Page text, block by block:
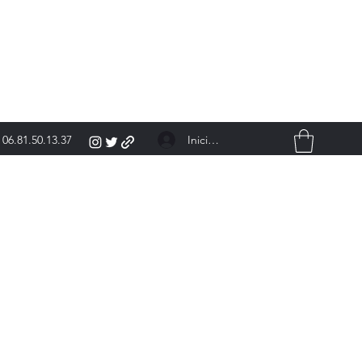
06.81.50.13.37 Iniciar sesión